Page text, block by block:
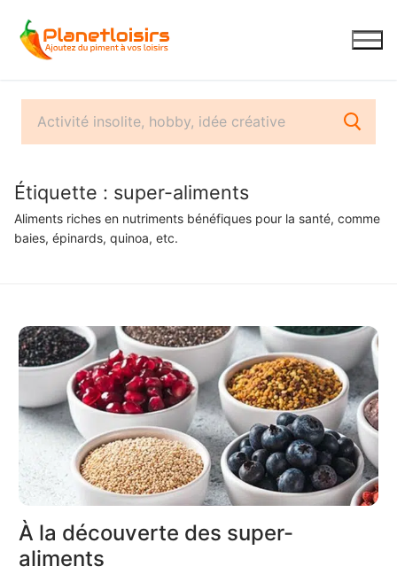
contenu
Étiquette : super-aliments
Aliments riches en nutriments bénéfiques pour la santé, comme
baies, épinards, quinoa, etc.
À la découverte des super-
aliments